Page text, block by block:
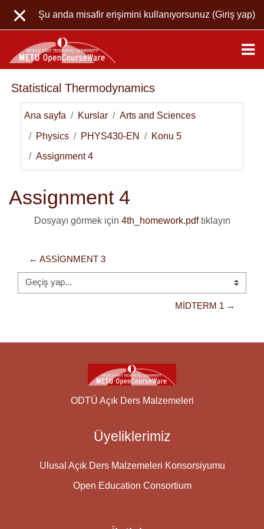
Şu anda misafir erişimini kullanıyorsunuz (Giriş yap)
Statistical Thermodynamics
Ana sayfa Kurslar Arts and Sciences
Physics PHYS430-EN Konu 5
Assignment 4
Assignment 4
Dosyayı görmek için 4th_homework.pdftıklayın
← ASSIGNMENT 3
Geçiş yap...
MIDTERM 1 →
ODTÜ Açık Ders Malzemeleri
Üyeliklerimiz
Ulusal Açık Ders Malzemeleri Konsorsiyumu
Open Education Consortium